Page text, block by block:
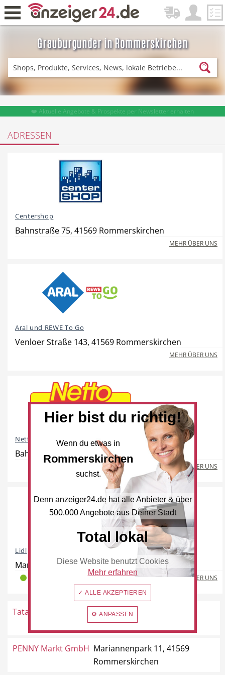
Grauburgunder in Rommerskirchen
Zurück
Fitness & Sport Einkaufen
DE-News News
Restaurant
Beauty & Wellness
Handwerk Sport & Freizeit
Gesundheit Dienstleistungen
Lokale Empfehlungen
❤️ Aktuelle Angebote & Prospekte per Newsletter erhalten
ADRESSEN
Centershop
Bahnstraße 75, 41569 Rommerskirchen
MEHR ÜBER UNS
Aral und REWE To Go
Venloer Straße 143, 41569 Rommerskirchen
MEHR ÜBER UNS
Netto Marken-Discount
Bahnstraße 15-17, 41569 Rommerskirchen
MEHR ÜBER UNS
Lidl
Mariannenpark 1, 41569 Rommerskirchen
MEHR ÜBER UNS
Tatar
Venloer Straße 66a, 41569
Rommerskirchen
PENNY Markt GmbH Mariannenpark 11, 41569
Rommerskirchen
Hier bist du richtig!
Wenn du etwas in
Rommerskirchen
suchst.
Denn anzeiger24.de hat alle Anbieter & über
500.000 Angebote aus Deiner Stadt
Total lokal
Diese Website benutzt Cookies
Mehr erfahren
✓ ALLE AKZEPTIEREN
⚙ ANPASSEN